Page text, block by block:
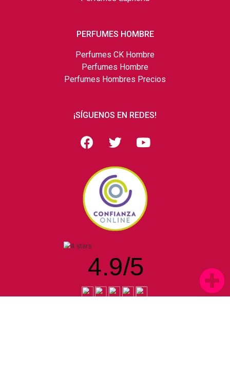
PERFUMES HOMBRE
Perfumes CK Hombre
Perfumes Hombre
Perfumes Hombres Precios
¡SÍGUENOS EN REDES!
4.9/5